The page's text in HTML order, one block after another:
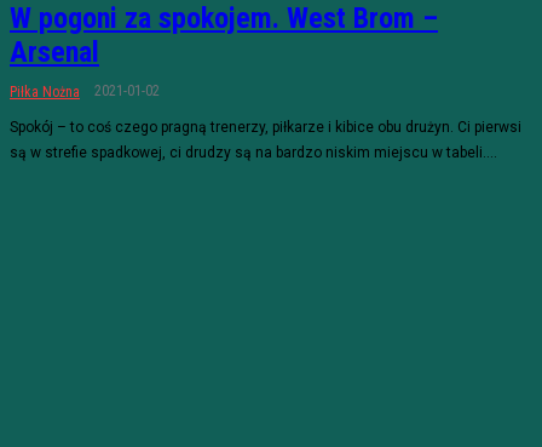
W pogoni za spokojem. West Brom –
Arsenal
Piłka Nożna 2021-01-02
Spokój – to coś czego pragną trenerzy, piłkarze i kibice obu drużyn. Ci pierwsi
są w strefie spadkowej, ci drudzy są na bardzo niskim miejscu w tabeli....